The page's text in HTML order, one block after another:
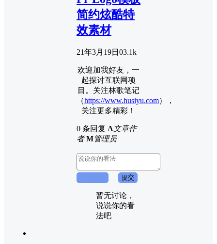
简约炫酷特
效素材
21年3月19日 03.1k
欢迎加我好友，一
起探讨互联网项
目。关注林歌笔记
（https://www.husiyu.com），
关注更多精彩！
0 条回复 A文章作
者 M管理员
提交
暂无讨论，
说说你的看
法吧